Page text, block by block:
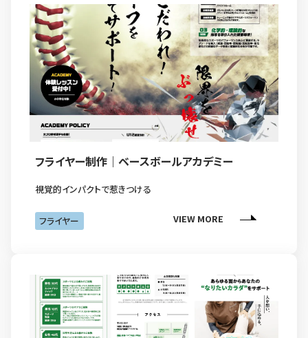
フライヤー制作｜ベースボールアカデミー
視覚的インパクトで惹きつける
フライヤー VIEW MORE